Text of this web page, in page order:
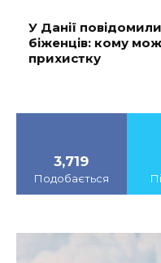
У Данії
біженців: кому
прихистку
3,719
Подобається